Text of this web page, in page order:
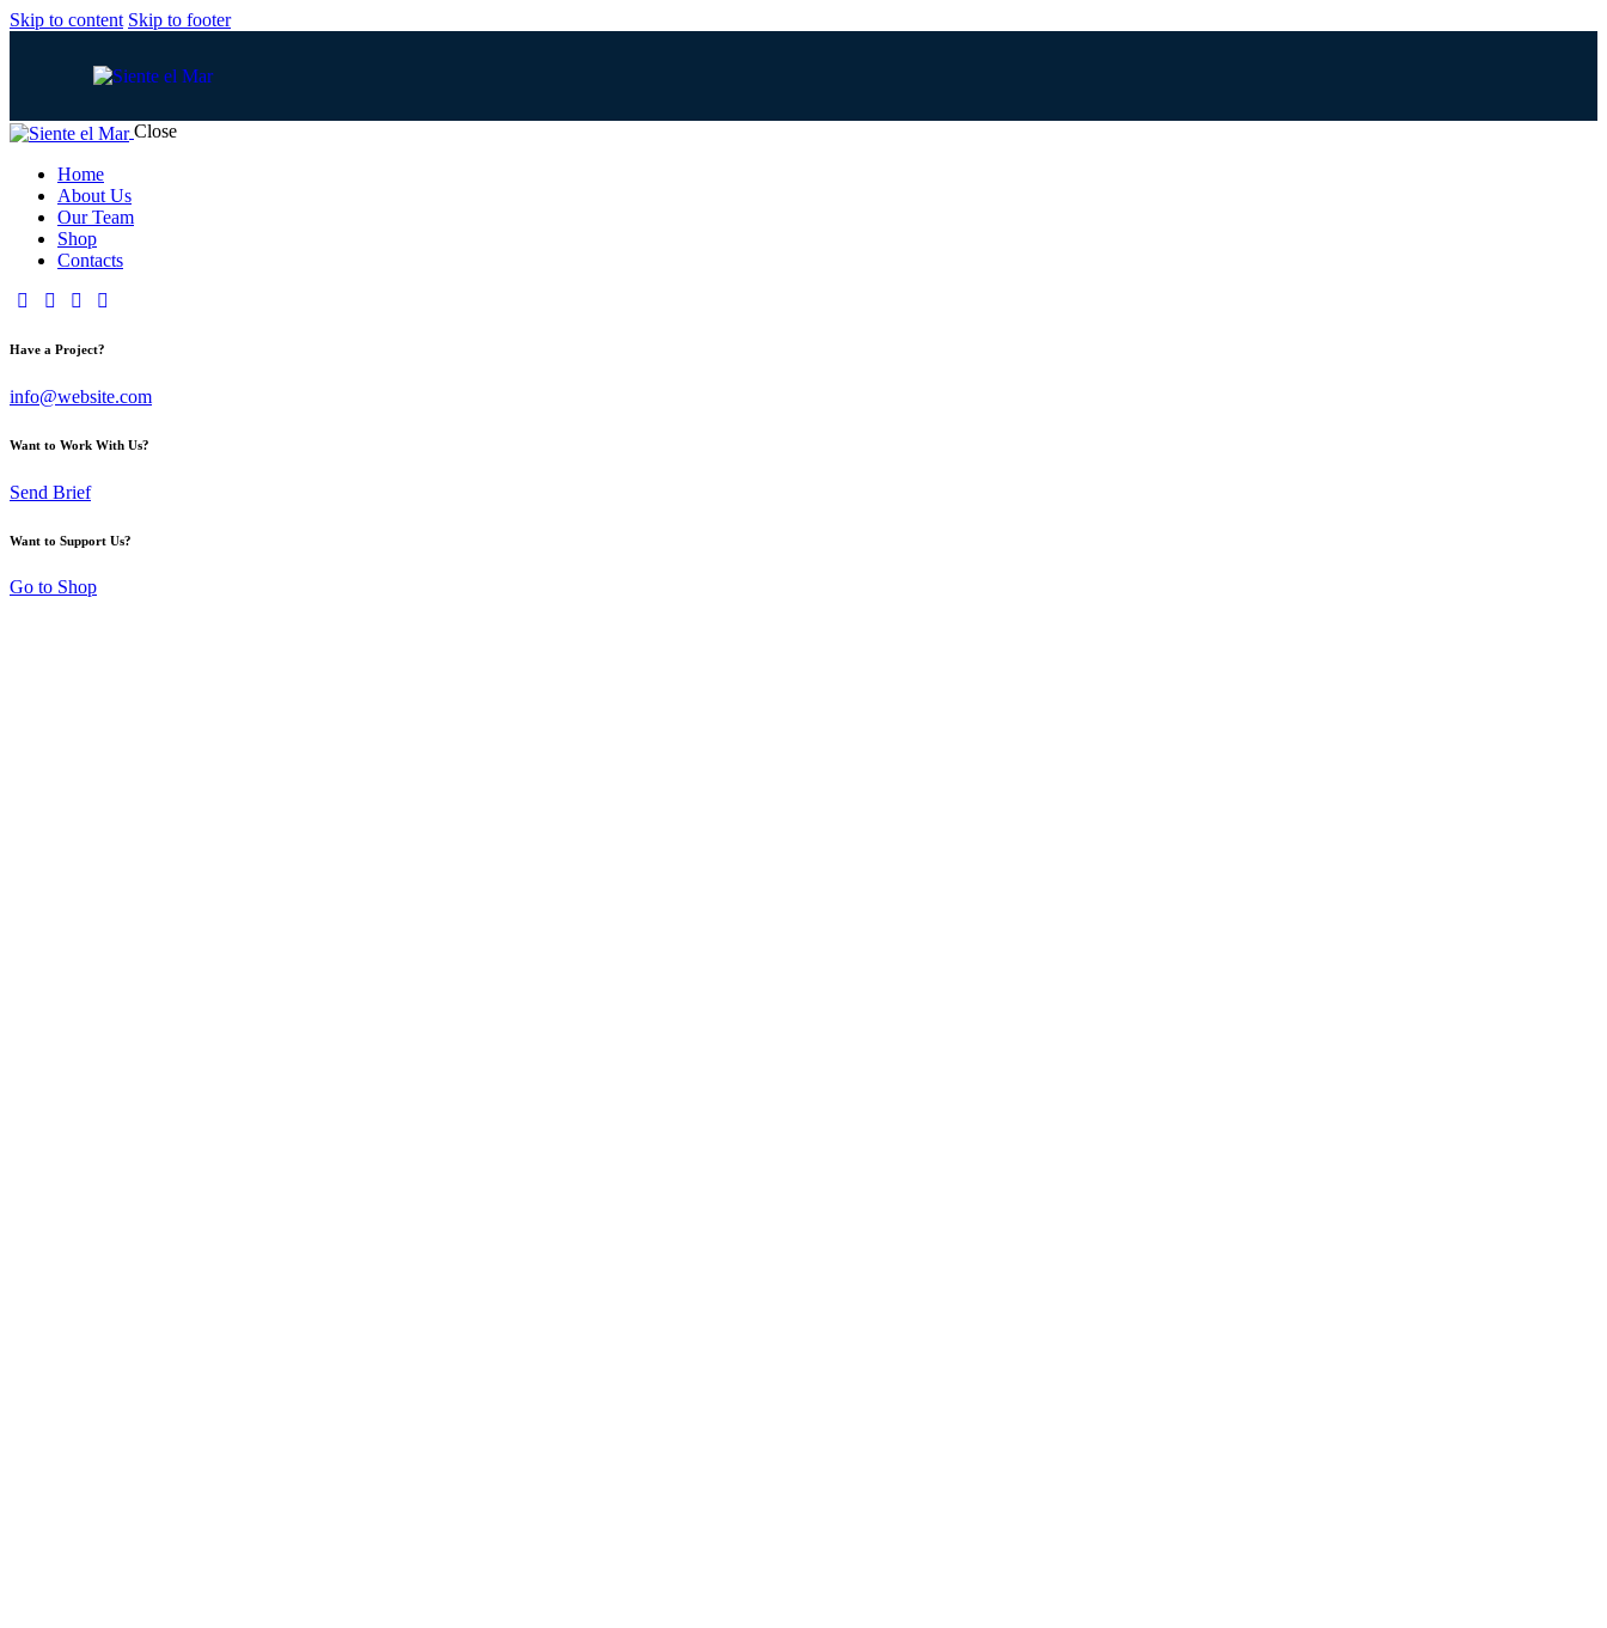
Skip to content Skip to footer
Close
Home
About Us
Our Team
Shop
Contacts
Have a Project?
info@website.com
Want to Work With Us?
Send Brief
Want to Support Us?
Go to Shop